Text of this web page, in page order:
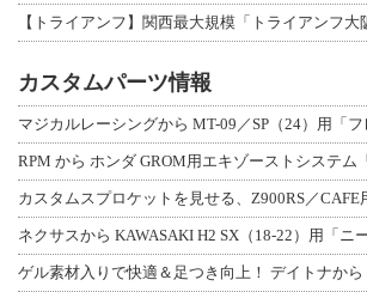
カスタムパーツ情報
ネクサスから KAWASAKI H2 SX（18-22）用「ニ